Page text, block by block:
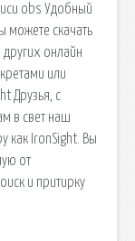
obs Удобный
можете скачать
других онлайн
или
Друзья, с
в свет наш
как IronSight. Вы
от
и притирку